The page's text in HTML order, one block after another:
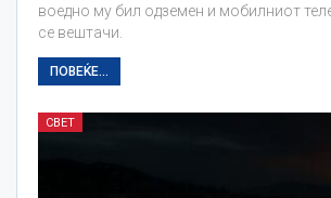
воедно му бил одземен и мобилниот
се вештачи.
ПОВЕЌЕ...
СВЕТ